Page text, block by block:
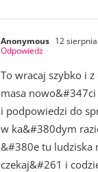
Anonymous 12
Odpowiedz
To wracaj szybko i
masa nowo&#347ci
i podpowiedzi do
w ka&#380dym
&#380e tu ludziska
czekaj&#261 i